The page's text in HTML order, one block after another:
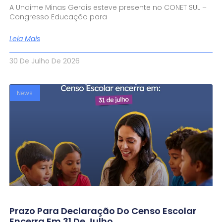
A Undime Minas Gerais esteve presente no CONET SUL –
Congresso Educação para
Leia Mais
30 De Julho De 2026
News
Prazo Para Declaração Do Censo Escolar